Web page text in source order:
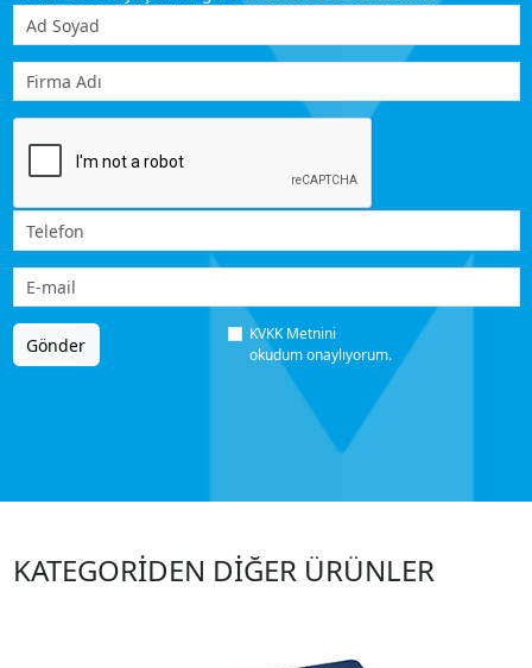
Gönder
KVKK Metnini
okudum onaylıyorum.
KATEGORİDEN DİĞER ÜRÜNLER